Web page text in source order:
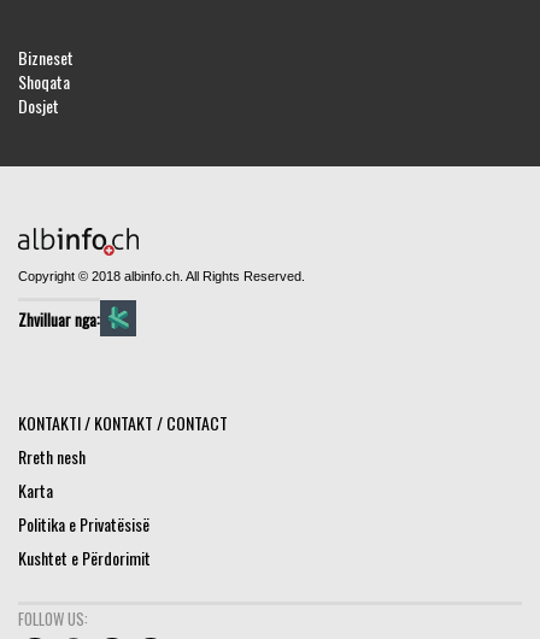
Bizneset
Shoqata
Dosjet
Copyright © 2018 albinfo.ch. All Rights Reserved.
Zhvilluar nga:
KONTAKTI / KONTAKT / CONTACT
Rreth nesh
Karta
Politika e Privatësisë
Kushtet e Përdorimit
FOLLOW US: